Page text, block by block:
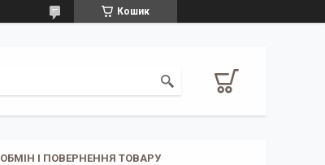
Кошик
ОБМІН І ПОВЕРНЕННЯ ТОВАРУ